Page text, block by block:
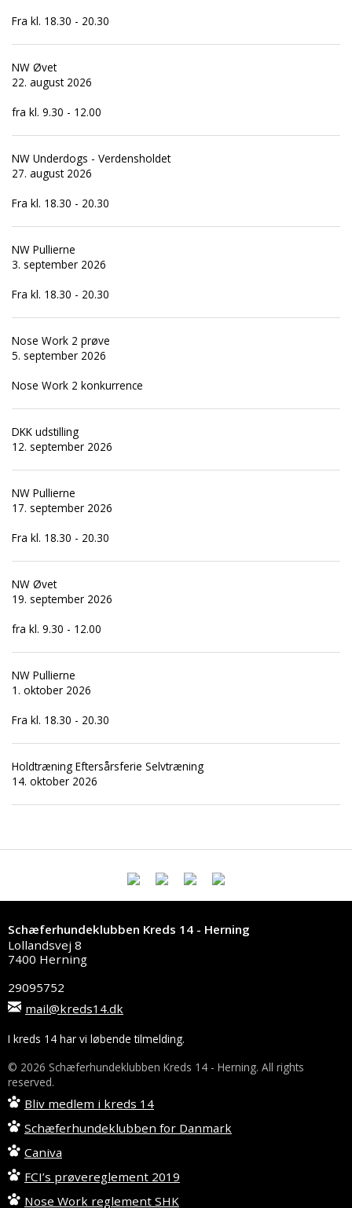
Fra kl. 18.30 - 20.30
NW Øvet
22. august 2026
fra kl. 9.30 - 12.00
NW Underdogs - Verdensholdet
27. august 2026
Fra kl. 18.30 - 20.30
NW Pullierne
3. september 2026
Fra kl. 18.30 - 20.30
Nose Work 2 prøve
5. september 2026
Nose Work 2 konkurrence
DKK udstilling
12. september 2026
NW Pullierne
17. september 2026
Fra kl. 18.30 - 20.30
NW Øvet
19. september 2026
fra kl. 9.30 - 12.00
NW Pullierne
1. oktober 2026
Fra kl. 18.30 - 20.30
Holdtræning Eftersårsferie Selvtræning
14. oktober 2026
Schæferhundeklubben Kreds 14 - Herning
Lollandsvej 8
7400 Herning
29095752
mail@kreds14.dk
I kreds 14 har vi løbende tilmelding.
© 2026 Schæferhundeklubben Kreds 14 - Herning. All rights
reserved.
Bliv medlem i kreds 14
Schæferhundeklubben for Danmark
Caniva
FCI’s prøvereglement 2019
Nose Work reglement SHK